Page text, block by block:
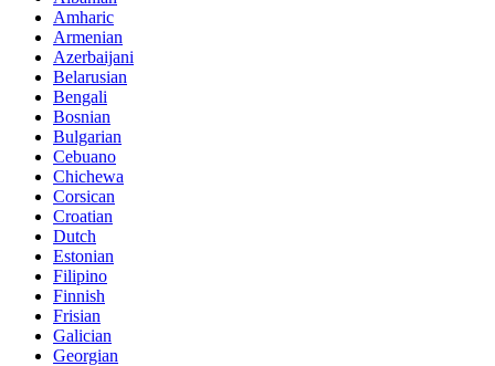
Amharic
Armenian
Azerbaijani
Belarusian
Bengali
Bosnian
Bulgarian
Cebuano
Chichewa
Corsican
Croatian
Dutch
Estonian
Filipino
Finnish
Frisian
Galician
Georgian